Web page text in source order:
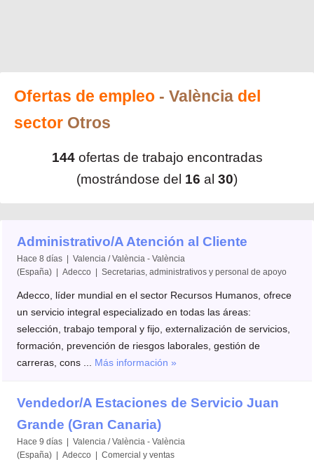
Ofertas de empleo - València del
sector Otros
144ofertas de trabajo encontradas
(mostrándose del 16 al 30)
Administrativo/A Atención al Cliente
Hace 8 días | Valencia / València - València
(España) | Adecco | Secretarias, administrativos y personal de apoyo
Adecco, líder mundial en el sector Recursos Humanos, ofrece
un servicio integral especializado en todas las áreas:
selección, trabajo temporal y fijo, externalización de servicios,
formación, prevención de riesgos laborales, gestión de
carreras, cons ... Más información »
Vendedor/A Estaciones de Servicio Juan
Grande (Gran Canaria)
Hace 9 días | Valencia / València - València
(España) | Adecco | Comercial y ventas